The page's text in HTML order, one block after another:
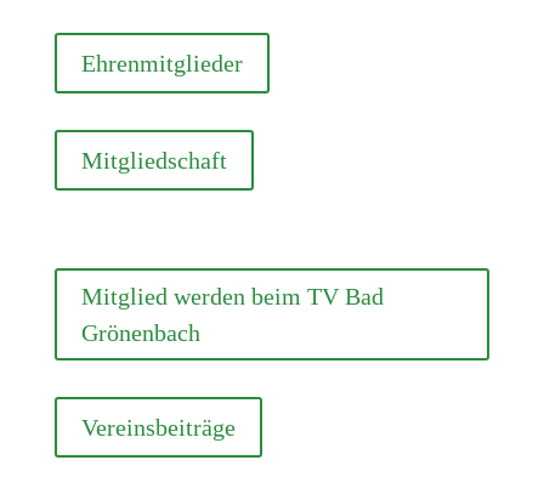
Ehrenmitglieder
Mitgliedschaft
Mitglied werden beim TV Bad
Grönenbach
Vereinsbeiträge